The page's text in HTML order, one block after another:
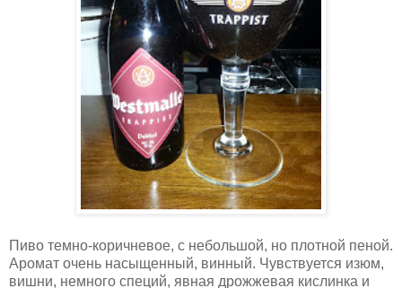
Пиво темно-коричневое, с небольшой, но плотной пеной.
Аромат очень насыщенный, винный. Чувствуется изюм,
вишни, немного специй, явная дрожжевая кислинка и